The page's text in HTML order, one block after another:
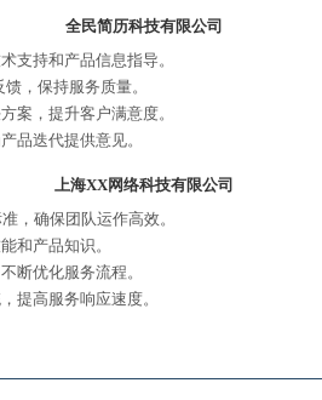
全民简历科技有限公司
支持和产品信息指导。
，保持服务质量。
案，提升客户满意度。
品迭代提供意见。
上海XX网络科技有限公司
，确保团队运作高效。
和产品知识。
断优化服务流程。
提高服务响应速度。